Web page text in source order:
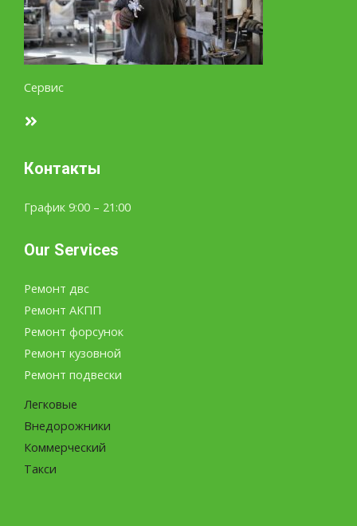
Сервис
Контакты
График 9:00 – 21:00
Our Services
Ремонт двс
Ремонт АКПП
Ремонт форсунок
Ремонт кузовной
Ремонт подвески
Легковые
Внедорожники
Коммерческий
Такси